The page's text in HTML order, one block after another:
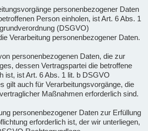
personenbezogener Daten
Person einholen, ist Art. 6 Abs. 1
(DSGVO)
Verarbeitung personenbezogener Daten.
personenbezogenen Daten, die zur
dessen Vertragspartei die betroffene
ist, ist Art. 6 Abs. 1 lit. b DSGVO
gilt auch für Verarbeitungsvorgänge, die
Maßnahmen erforderlich sind.
personenbezogener Daten zur Erfüllung
erforderlich ist, der wir unterliegen,